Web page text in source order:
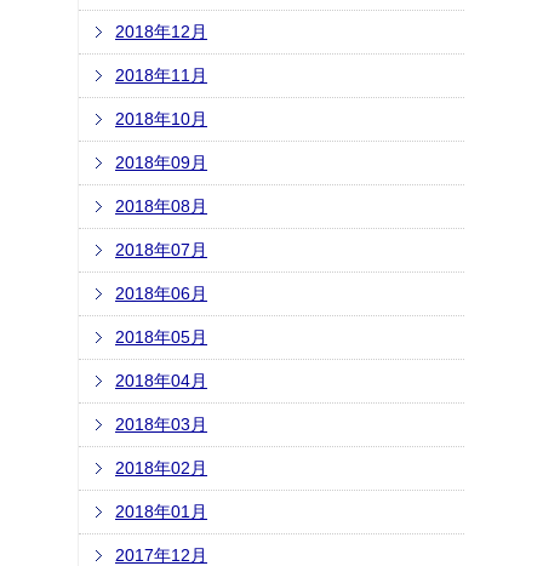
2018年12月
2018年11月
2018年10月
2018年09月
2018年08月
2018年07月
2018年06月
2018年05月
2018年04月
2018年03月
2018年02月
2018年01月
2017年12月